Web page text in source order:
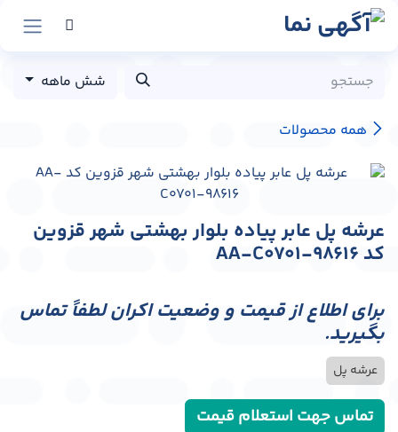
پرش به محتوا
همه محصولات
شش ماهه
عرشه پل عابر پیاده بلوار بهشتی شهر قزوین
کد AA-C0701-98616
برای اطلاع از قیمت و وضعیت اکران لطفاً تماس
بگیرید.
عرشه پل
تماس جهت استعلام قیمت